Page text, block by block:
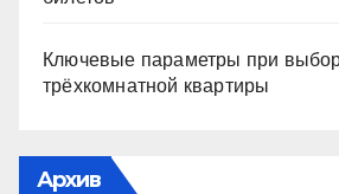
Ключевые параметры при
трёхкомнатной квартиры
Архив